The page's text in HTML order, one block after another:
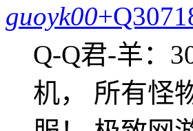
guoyk00
Q-Q君-羊：
机， 所有怪